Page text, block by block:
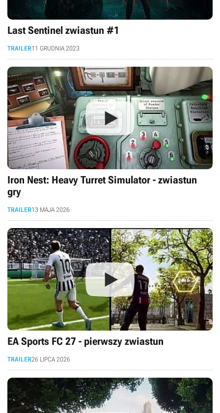
Last Sentinel zwiastun #1
TRAILER11 GRUDNIA 2023
Iron Nest: Heavy Turret Simulator - zwiastun
gry
TRAILER13 MAJA 2026
EA Sports FC 27 - pierwszy zwiastun
TRAILER26 LIPCA 2026